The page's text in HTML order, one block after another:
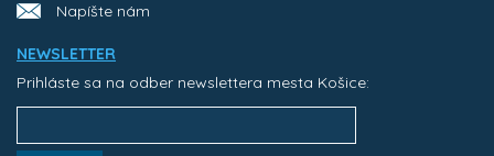
Napíšte nám
NEWSLETTER
Prihláste sa na odber newslettera mesta Košice: